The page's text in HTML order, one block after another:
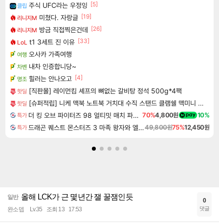
클립 주식 UFC라는 우정잉 [5]
리니지M 미쳤다. 자랑글 [19]
리니지M 방금 직접찍은건데 [26]
LoL t1 3세트 진 이유 [33]
여행 오사카 가족여행
차벤 내차 인증합니당~
명조 힐러는 안나오고 [4]
핫딜 [직판몰] 레이먼킴 셰프의 뼈없는 갈비탕 정석 500g*4팩
핫딜 [슈퍼적립] 니케 맥북 노트북 거치대 수직 스탠드 클램쉘 맥미니 꽂이 세로 알루미늄 1슬롯 The Vertical
특가 더 킹 오브 파이터즈 98 얼티밋 매치 파이널 에디션 THE KING OF FIGHTERS 98 ULTIMATE MATCH FINAL EDITION 70%4,800원 10%
특가 드래곤 퀘스트 몬스터즈 3 마족 왕자와 엘프의 여행 Dragon Quest Monsters The Dark Prince49,800원75%12,450원
일반 올해 LCK가 근 몇년간 잴 꿀잼인듯
완소뎁 Lv.35 조회 13 17:53
0
댓글